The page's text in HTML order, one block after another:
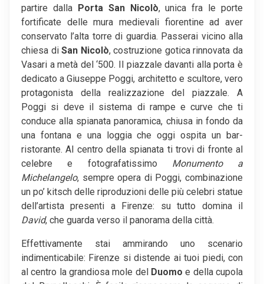
partire dalla Porta San Nicolò, unica fra le porte
fortificate delle mura medievali fiorentine ad aver
conservato l’alta torre di guardia. Passerai vicino alla
chiesa diSan Nicolò, costruzione gotica rinnovata da
Vasari a metà del ‘500. Il piazzale davanti alla porta è
dedicato a Giuseppe Poggi, architetto e scultore, vero
protagonista della realizzazione del piazzale. A
Poggi si deve il sistema di rampe e curve che ti
conduce alla spianata panoramica, chiusa in fondo da
una fontana e una loggia che oggi ospita un bar-
ristorante. Al centro della spianata ti trovi di fronte al
celebre e fotografatissimo Monumento a
Michelangelo, sempre opera di Poggi, combinazione
un po’ kitsch delle riproduzioni delle più celebri statue
dell’artista presenti a Firenze: su tutto domina il
David, che guarda verso il panorama della città.
Effettivamente stai ammirando uno scenario
indimenticabile: Firenze si distende ai tuoi piedi, con
al centro la grandiosa mole del Duomo e della cupola